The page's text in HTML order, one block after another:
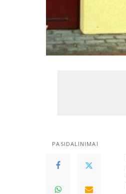
PASIDALINIMAI